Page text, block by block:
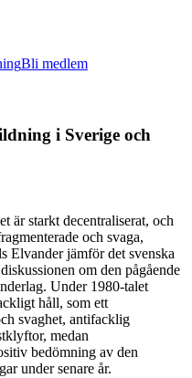
Bli medlem
i Sverige och
är starkt decentraliserat, och
och svaga,
Elvander jämför det svenska
om den pågående
Under 1980-talet
håll, som ett
svaghet, antifacklig
medan
bedömning av den
under senare år.